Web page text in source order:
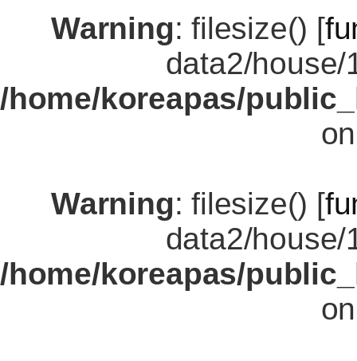
Warning: filesize() [
data2/
/home/koreapas/
Warning: filesize() [
data2/
/home/koreapas/